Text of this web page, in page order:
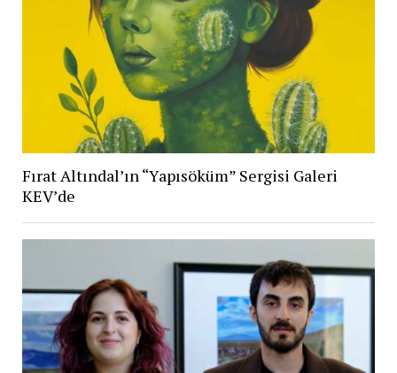
Fırat Altındal’ın “Yapısöküm” Sergisi Galeri
KEV’de